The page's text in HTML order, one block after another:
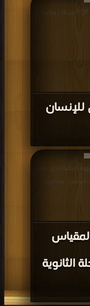
الثانوية
الذاتية لدي طلاب
| التحميل : مرة/مرات